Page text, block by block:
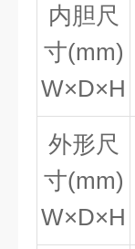
内胆尺
寸(mm)
W×D×H
外形尺
寸(mm)
W×D×H